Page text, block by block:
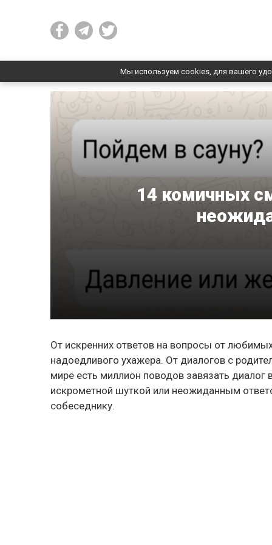
Мы используем cookies, для вашего
14 комичных
От искренних ответов на вопросы от
надоедливого ухажера. От диалогов с
мире есть миллион поводов завязать
искрометной шуткой или неожиданным
собеседнику.